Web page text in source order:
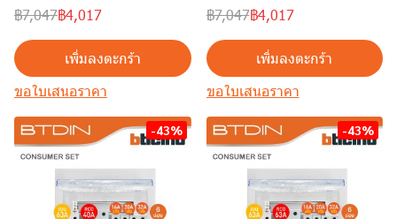
฿7,047฿4,017
เพิ่มลงตะกร้า
ขอใบเสนอราคา
฿7,047฿4,017
เพิ่มลงตะกร้า
ขอใบเสนอราคา
-43% -43%